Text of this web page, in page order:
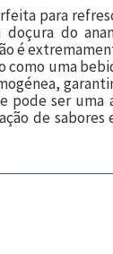
para
do
é
uma
pode ser
de